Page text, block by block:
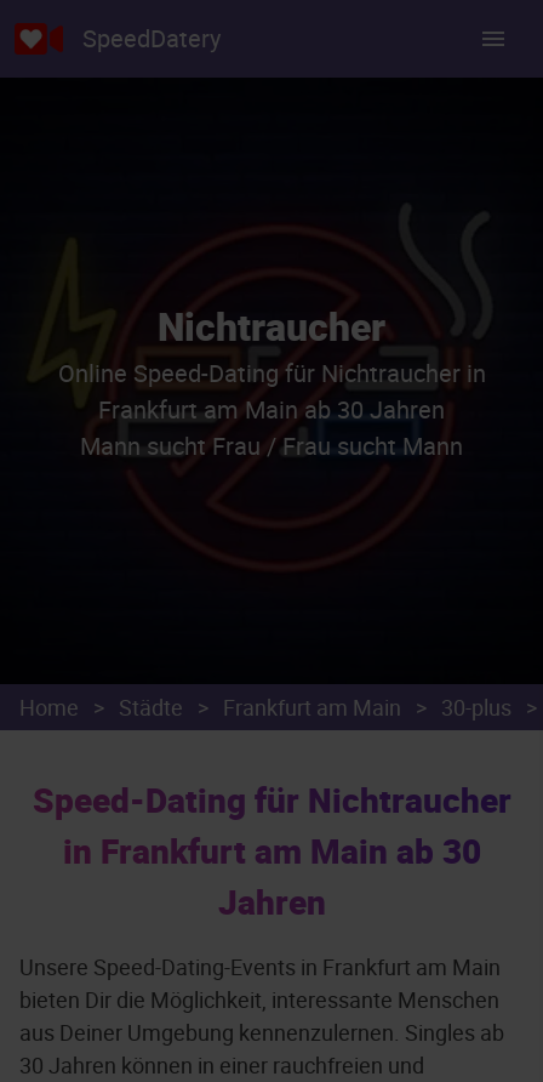
SpeedDatery
Nichtraucher
Online Speed-Dating für Nichtraucher in
Frankfurt am Main ab 30 Jahren
Mann sucht Frau / Frau sucht Mann
Home > Städte > Frankfurt am Main > 30-plus >
Speed-Dating für Nichtraucher
in Frankfurt am Main ab 30
Jahren
Unsere Speed-Dating-Events in Frankfurt am Main
bieten Dir die Möglichkeit, interessante Menschen
aus Deiner Umgebung kennenzulernen. Singles ab
30 Jahren können in einer rauchfreien und